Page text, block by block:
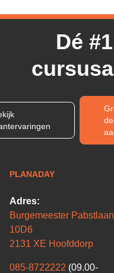
Dé
PLANADAY
Adres:
Burgemeester Pabstlaan
10D6
2131 XE Hoofddorp
085-8722222 (09.00-